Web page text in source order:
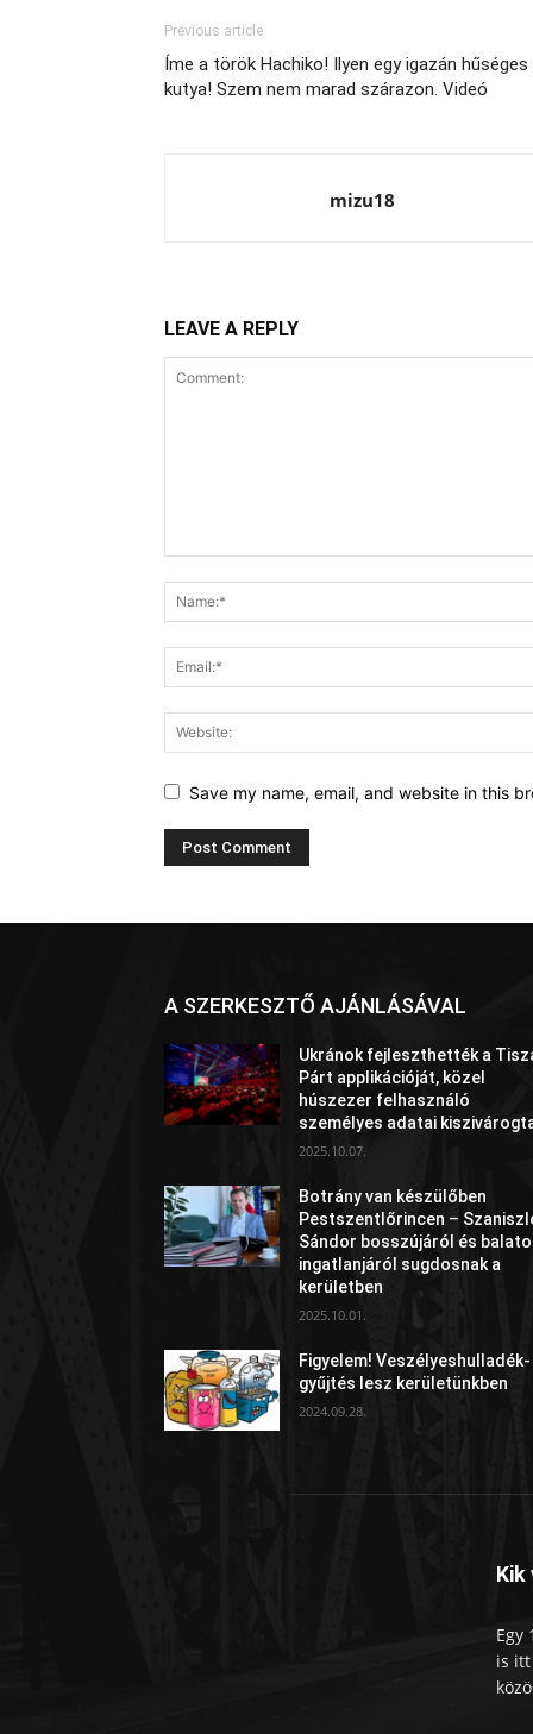
Previous article
Íme a török Hachiko! Ilyen egy igazán hűséges
kutya! Szem nem marad szárazon. Videó
mizu18
LEAVE A REPLY
Save my name, email, and website in this
A SZERKESZTŐ AJÁNLÁSÁVAL
Ukránok fejleszthették a
Párt applikációját, közel
húszezer felhasználó
személyes adatai
2025.10.07.
Botrány van készülőben
Pestszentlőrincen –
Sándor bosszújáról és
ingatlanjáról sugdosnak a
kerületben
2025.10.01.
Figyelem! Veszélyeshulladék-
gyűjtés lesz kerületünkben
2024.09.28.
Kik
Egy
is